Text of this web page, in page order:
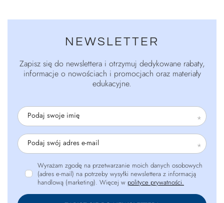
NEWSLETTER
Zapisz się do newslettera i otrzymuj dedykowane rabaty,
informacje o nowościach i promocjach oraz materiały
edukacyjne.
Podaj swoje imię
Podaj swój adres e-mail
Wyrażam zgodę na przetwarzanie moich danych osobowych
(adres e-mail) na potrzeby wysyłki newslettera z informacją
handlową (marketing). Więcej w polityce prywatności.